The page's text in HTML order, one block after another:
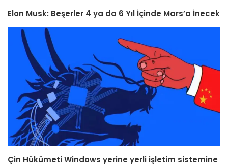
Elon Musk: Beşerler 4 ya da 6 Yıl İçinde Mars’a İnecek
Çin Hükümeti Windows yerine yerli işletim sistemine